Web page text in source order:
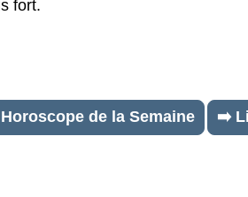
fort.
de la Semaine ➡️